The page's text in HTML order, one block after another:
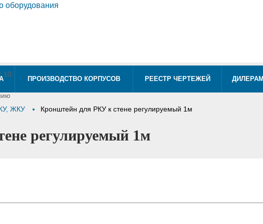
10.
ПРОИЗВОДСТВО КОРПУСОВ РЕЕСТР ЧЕРТЕЖЕЙ ДИЛЕРАМ
ЖКУ Кронштейн для РКУ к стене регулируемый 1м
регулируемый 1м